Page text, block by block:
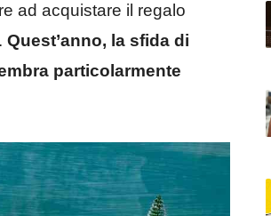
ad acquistare il regalo
Quest’anno, la sfida di
particolarmente